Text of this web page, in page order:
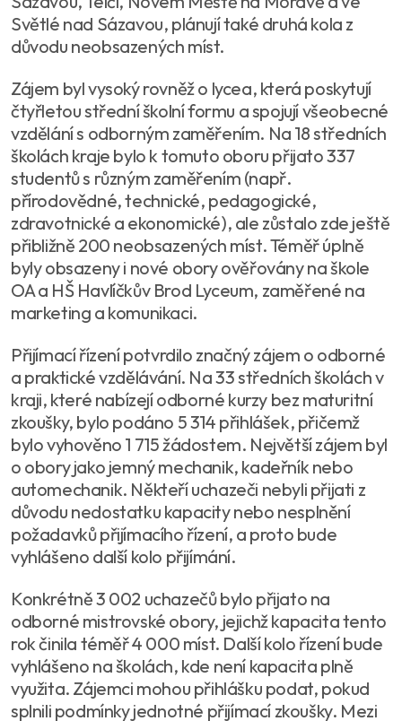
Světlé nad Sázavou, plánují také druhá kola z
důvodu neobsazených míst.
Zájem byl vysoký rovněž o lycea, která poskytují
čtyřletou střední školní formu a spojují všeobecné
vzdělání s odborným zaměřením. Na 18 středních
školách kraje bylo k tomuto oboru přijato 337
studentů s různým zaměřením (např.
přírodovědné, technické, pedagogické,
zdravotnické a ekonomické), ale zůstalo zde ještě
přibližně 200 neobsazených míst. Téměř úplně
byly obsazeny i nové obory ověřovány na škole
OA a HŠ Havlíčkův Brod Lyceum, zaměřené na
marketing a komunikaci.
Přijímací řízení potvrdilo značný zájem o odborné
a praktické vzdělávání. Na 33 středních školách v
kraji, které nabízejí odborné kurzy bez maturitní
zkoušky, bylo podáno 5 314 přihlášek, přičemž
bylo vyhověno 1 715 žádostem. Největší zájem byl
o obory jako jemný mechanik, kadeřník nebo
automechanik. Někteří uchazeči nebyli přijati z
důvodu nedostatku kapacity nebo nesplnění
požadavků přijímacího řízení, a proto bude
vyhlášeno další kolo přijímání.
Konkrétně 3 002 uchazečů bylo přijato na
odborné mistrovské obory, jejichž kapacita tento
rok činila téměř 4 000 míst. Další kolo řízení bude
vyhlášeno na školách, kde není kapacita plně
využita. Zájemci mohou přihlášku podat, pokud
splnili podmínky jednotné přijímací zkoušky. Mezi